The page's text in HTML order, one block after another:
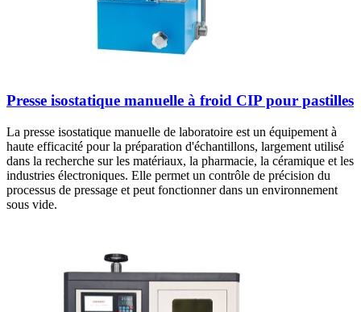
Presse isostatique manuelle à froid CIP pour pastilles
La presse isostatique manuelle de laboratoire est un équipement à
haute efficacité pour la préparation d'échantillons, largement utilisé
dans la recherche sur les matériaux, la pharmacie, la céramique et les
industries électroniques. Elle permet un contrôle de précision du
processus de pressage et peut fonctionner dans un environnement
sous vide.